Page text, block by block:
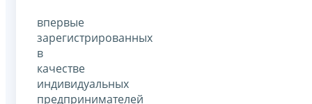
впервые
зарегистрированных
в
качестве
индивидуальных
предпринимателей